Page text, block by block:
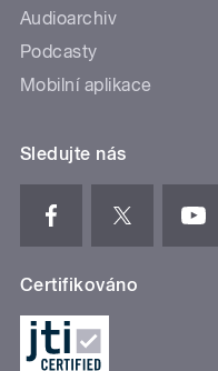
Audioarchiv
Podcasty
Mobilní aplikace
Sledujte nás
Certifikováno